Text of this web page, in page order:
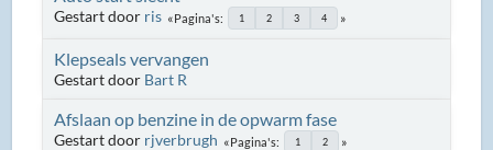
Gestart door ris Pagina's 1 2 3 4
Klepseals vervangen
Gestart door Bart R
Afslaan op benzine in de opwarm fase
Gestart door rjverbrugh Pagina's 1 2